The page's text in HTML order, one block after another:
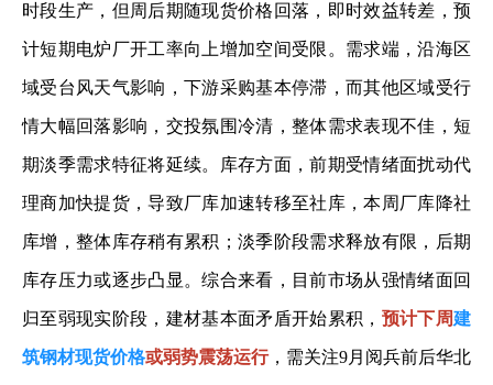
时段生产，但周后期随现货价格回落，即时效益转差，预
计短期电炉厂开工率向上增加空间受限。需求端，沿海区
域受台风天气影响，下游采购基本停滞，而其他区域受行
情大幅回落影响，交投氛围冷清，整体需求表现不佳，短
期淡季需求特征将延续。库存方面，前期受情绪面扰动代
理商加快提货，导致厂库加速转移至社库，本周厂库降社
库增，整体库存稍有累积；淡季阶段需求释放有限，后期
库存压力或逐步凸显。综合来看，目前市场从强情绪面回
归至弱现实阶段，建材基本面矛盾开始累积， 预计下周建
筑钢材现货价格或弱势震荡运行，需关注9月阅兵前后华北